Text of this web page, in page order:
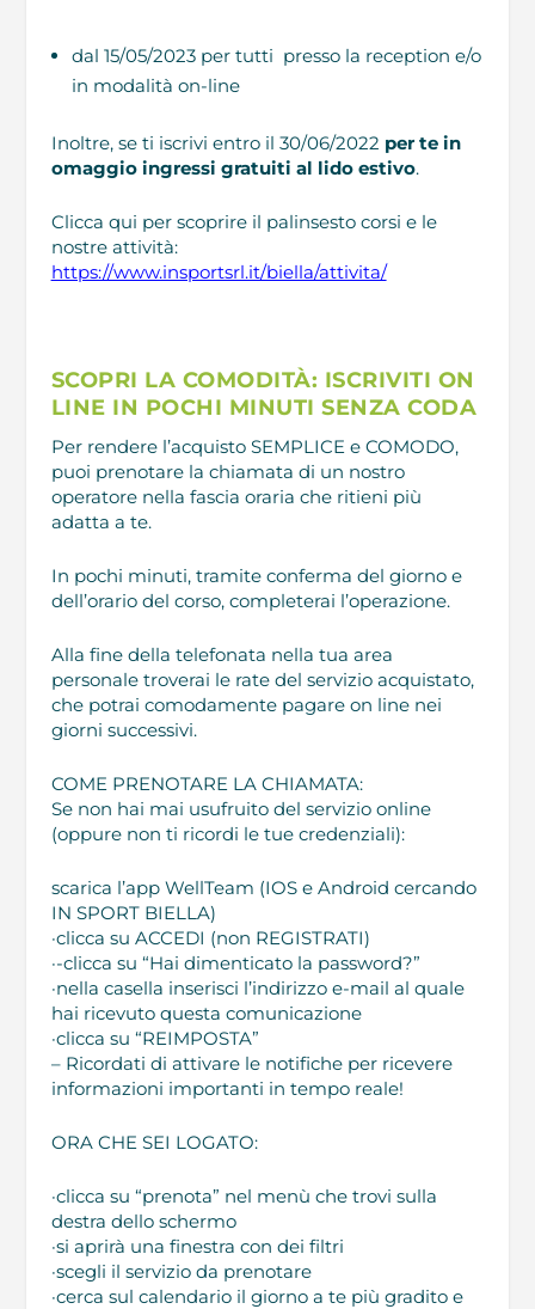
dal 15/05/2023 per tutti presso la reception e/o
in modalità on-line
Inoltre, se ti iscrivi entro il 30/06/2022 per te in
omaggio ingressi gratuiti al lido estivo.
Clicca qui per scoprire il palinsesto corsi e le
nostre attività:
https://www.insportsrl.it/biella/attivita/
SCOPRI LA COMODITÀ: ISCRIVITI ON
LINE IN POCHI MINUTI SENZA CODA
Per rendere l’acquisto SEMPLICE e COMODO,
puoi prenotare la chiamata di un nostro
operatore nella fascia oraria che ritieni più
adatta a te.
In pochi minuti, tramite conferma del giorno e
dell’orario del corso, completerai l’operazione.
Alla fine della telefonata nella tua area
personale troverai le rate del servizio acquistato,
che potrai comodamente pagare on line nei
giorni successivi.
COME PRENOTARE LA CHIAMATA:
Se non hai mai usufruito del servizio online
(oppure non ti ricordi le tue credenziali):
scarica l’app WellTeam (IOS e Android cercando
IN SPORT BIELLA)
·clicca su ACCEDI (non REGISTRATI)
·-clicca su “Hai dimenticato la password?”
·nella casella inserisci l’indirizzo e-mail al quale
hai ricevuto questa comunicazione
·clicca su “REIMPOSTA”
– Ricordati di attivare le notifiche per ricevere
informazioni importanti in tempo reale!
ORA CHE SEI LOGATO:
·clicca su “prenota” nel menù che trovi sulla
destra dello schermo
·si aprirà una finestra con dei filtri
·scegli il servizio da prenotare
·cerca sul calendario il giorno a te più gradito e